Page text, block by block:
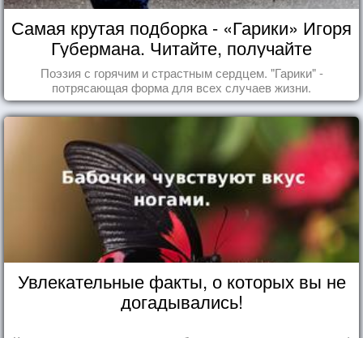
Самая крутая подборка - «Гарики» Игоря
Губермана. Читайте, получайте
удовольствие!
Поэзия с горячим и страстным сердцем. "Гарики" -
потрясающая форма для всех случаев жизни.
Увлекательные факты, о которых вы не
догадывались!